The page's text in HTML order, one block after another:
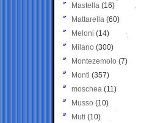
Mastella (16)
Mattarella (60)
Meloni (14)
Milano (300)
Montezemolo (7)
Monti (357)
moschea (11)
Musso (10)
Muti (10)